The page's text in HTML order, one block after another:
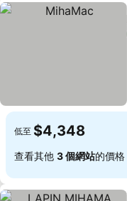
低至 $4,348
查看其他 3 個網站的價格